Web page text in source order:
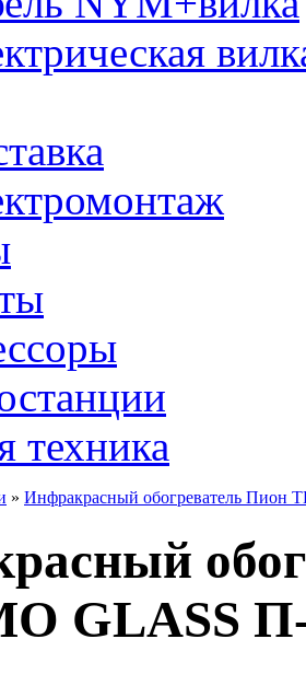
техника
» Инфракрасный обогреватель Пион
GLASS